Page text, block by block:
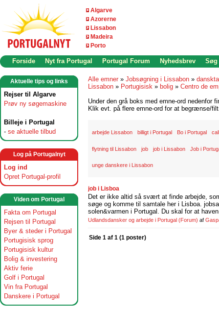
Algarve
Azorerne
Lissabon
Madeira
Porto
Forside Nyt fra Portugal Portugal Forum Nyhedsbrev Søg
Aktuelle tips og links
Rejser til Algarve
Prøv ny søgemaskine
Billeje i Portugal
- se aktuelle tilbud
Log på Portugalnyt
Log ind
Opret Portugal-profil
Viden om Portugal
Fakta om Portugal
Rejsen til Portugal
Byer & steder i Portugal
Portugisisk sprog
Portugisisk kultur
Bolig & investering
Aktiv ferie
Golf i Portugal
Vin fra Portugal
Danskere i Portugal
Alle emner » Jobsøgning i Lissabon »
Lissabon » Portugisisk » bolig » Centro de
Under den grå boks med emne-ord nedenfor
Klik evt. på flere emne-ord for at begrænse/
arbejde Lissabon billigt i Portugal Bo i Portugal
flytning til Lissabon job job i Lissabon Job i
unge danskere i Lissabon
job i Lisboa
Det er ikke altid så svært at finde arbejde,
søge og komme til samtale her i Lisboa.
solen&varmen i Portugal. Du skal for at
Udlandsdansker og arbejde i Portugal (Forum) af
Side 1 af 1 (1 poster)